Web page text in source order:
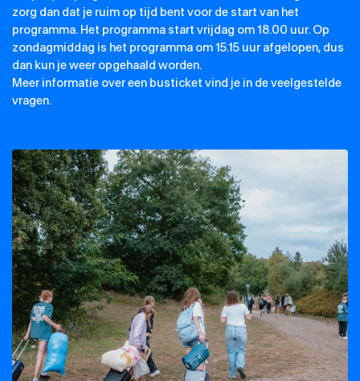
zorg dan dat je ruim op tijd bent voor de start van het
programma. Het programma start vrijdag om 18.00 uur. Op
zondagmiddag is het programma om 15.15 uur afgelopen, dus
dan kun je weer opgehaald worden.
Meer informatie over een busticket vind je in de veelgestelde
vragen.